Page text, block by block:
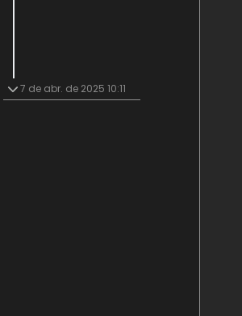
7 de abr. de 2025 10:11